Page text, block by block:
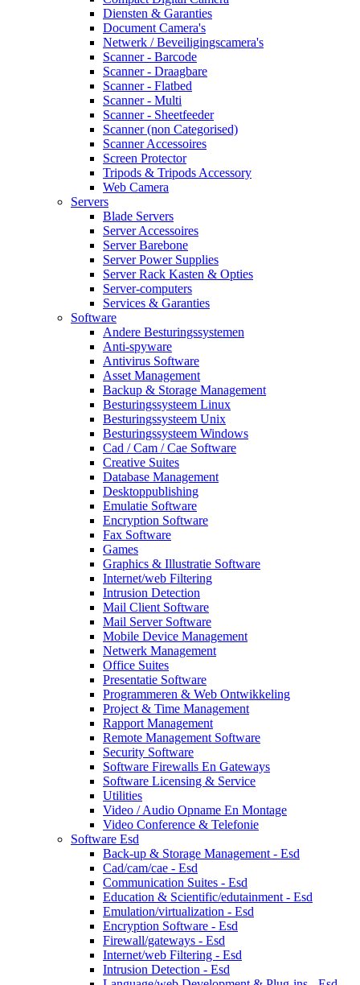
Diensten & Garanties
Document Camera's
Netwerk / Beveiligingscamera's
Scanner - Barcode
Scanner - Draagbare
Scanner - Flatbed
Scanner - Multi
Scanner - Sheetfeeder
Scanner (non Categorised)
Scanner Accessoires
Screen Protector
Tripods & Tripods Accessory
Web Camera
Servers
Blade Servers
Server Accessoires
Server Barebone
Server Power Supplies
Server Rack Kasten & Opties
Server-computers
Services & Garanties
Software
Andere Besturingssystemen
Anti-spyware
Antivirus Software
Asset Management
Backup & Storage Management
Besturingssysteem Linux
Besturingssysteem Unix
Besturingssysteem Windows
Cad / Cam / Cae Software
Creative Suites
Database Management
Desktoppublishing
Emulatie Software
Encryption Software
Fax Software
Games
Graphics & Illustratie Software
Internet/web Filtering
Intrusion Detection
Mail Client Software
Mail Server Software
Mobile Device Management
Netwerk Management
Office Suites
Presentatie Software
Programmeren & Web Ontwikkeling
Project & Time Management
Rapport Management
Remote Management Software
Security Software
Software Firewalls En Gateways
Software Licensing & Service
Utilities
Video / Audio Opname En Montage
Video Conference & Telefonie
Software Esd
Back-up & Storage Management - Esd
Cad/cam/cae - Esd
Communication Suites - Esd
Education & Scientific/edutainment - Esd
Emulation/virtualization - Esd
Encryption Software - Esd
Firewall/gateways - Esd
Internet/web Filtering - Esd
Intrusion Detection - Esd